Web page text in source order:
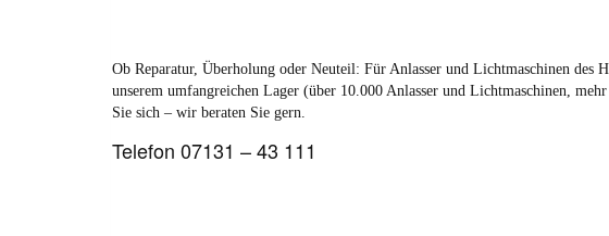
Ob Reparatur, Überholung oder Neuteil: Für Anlasser und Lichtmaschinen
unserem umfangreichen Lager (über 10.000 Anlasser und Lichtmaschinen,
Sie sich – wir beraten Sie gern.
Telefon 07131 – 43 111